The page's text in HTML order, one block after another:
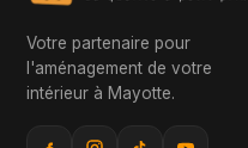
Votre partenaire pour
l'aménagement de votre
intérieur à Mayotte.